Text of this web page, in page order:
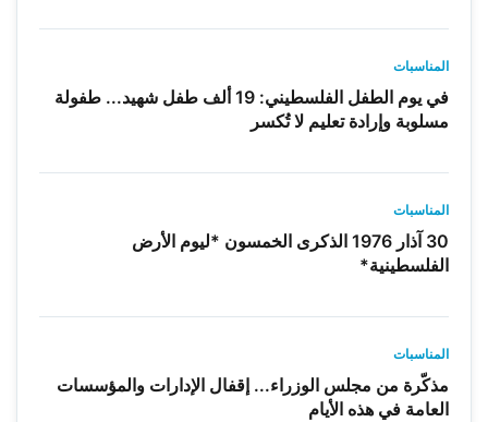
المناسبات
في يوم الطفل الفلسطيني: 19 ألف طفل شهيد... طفولة
مسلوبة وإرادة تعليم لا تُكسر
المناسبات
30 آذار 1976 الذكرى الخمسون *ليوم الأرض
الفلسطينية*
المناسبات
مذكّرة من مجلس الوزراء... إقفال الإدارات والمؤسسات
العامة في هذه الأيام